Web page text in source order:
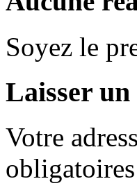
Soyez le
Laisser
Votre